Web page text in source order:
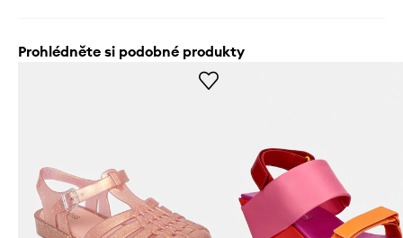
Prohlédněte si podobné produkty